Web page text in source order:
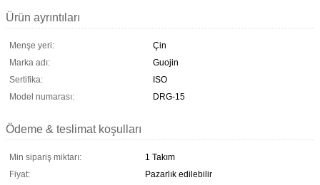
Ürün ayrıntıları
Menşe yeri:
Çin
Marka adı:
Guojin
Sertifika:
ISO
Model numarası:
DRG-15
Ödeme & teslimat koşulları
Min sipariş miktarı:
1 Takım
Fiyat:
Pazarlık edilebilir